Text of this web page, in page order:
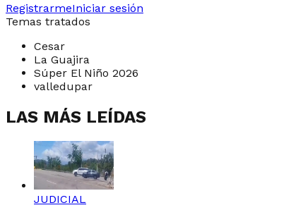
RegistrarmeIniciar sesión
Temas tratados
Cesar
La Guajira
Súper El Niño 2026
valledupar
LAS MÁS LEÍDAS
JUDICIAL